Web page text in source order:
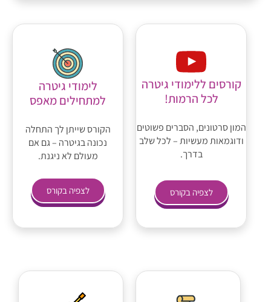
קורסים ללימודי גיטרה
לכל הרמות!
המון סרטונים, הסברים פשוטים
ודוגמאות מעשיות – לכל שלב
בדרך.
לצפיה בקורס
לימודי גיטרה
למתחילים מאפס
הקורס שייתן לך התחלה
נכונה בגיטרה – גם אם
מעולם לא ניגנת.
לצפיה בקורס